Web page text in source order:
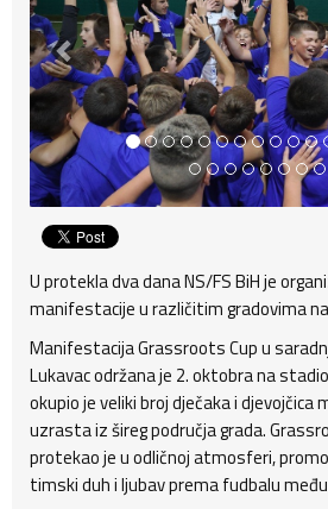
U protekla dva dana NS/FS BiH je
manifestacije u različitim gradovima
Manifestacija Grassroots Cup u
Lukavac održana je 2. oktobra na
okupio je veliki broj dječaka i djevojčica
uzrasta iz šireg područja grada.
protekao je u odličnoj atmosferi,
timski duh i ljubav prema fudbalu